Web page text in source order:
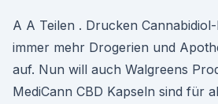
A A Teilen . Drucken
immer mehr Drogerien und
auf. Nun will auch Walgreens
MediCann CBD Kapseln sind für